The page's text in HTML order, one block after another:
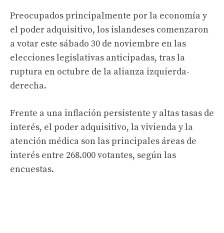
Preocupados principalmente por la economía y
el poder adquisitivo, los islandeses comenzaron
a votar este sábado 30 de noviembre en las
elecciones legislativas anticipadas, tras la
ruptura en octubre de la alianza izquierda-
derecha.
Frente a una inflación persistente y altas tasas de
interés, el poder adquisitivo, la vivienda y la
atención médica son las principales áreas de
interés entre 268.000 votantes, según las
encuestas.